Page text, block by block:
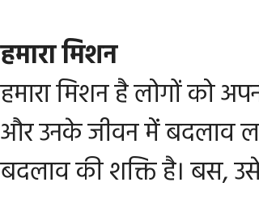
हमारा मिशन
हमारा मिशन है लोगों को
और उनके जीवन में बदलाव
बदलाव की शक्ति है। बस,